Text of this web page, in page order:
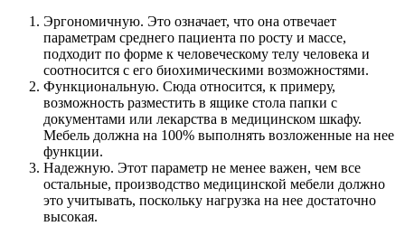
Эргономичную. Это означает, что она отвечает
параметрам среднего пациента по росту и массе,
подходит по форме к человеческому телу человека и
соотносится с его биохимическими возможностями.
Функциональную. Сюда относится, к примеру,
возможность разместить в ящике стола папки с
документами или лекарства в медицинском шкафу.
Мебель должна на 100% выполнять возложенные на нее
функции.
Надежную. Этот параметр не менее важен, чем все
остальные, производство медицинской мебели должно
это учитывать, поскольку нагрузка на нее достаточно
высокая.